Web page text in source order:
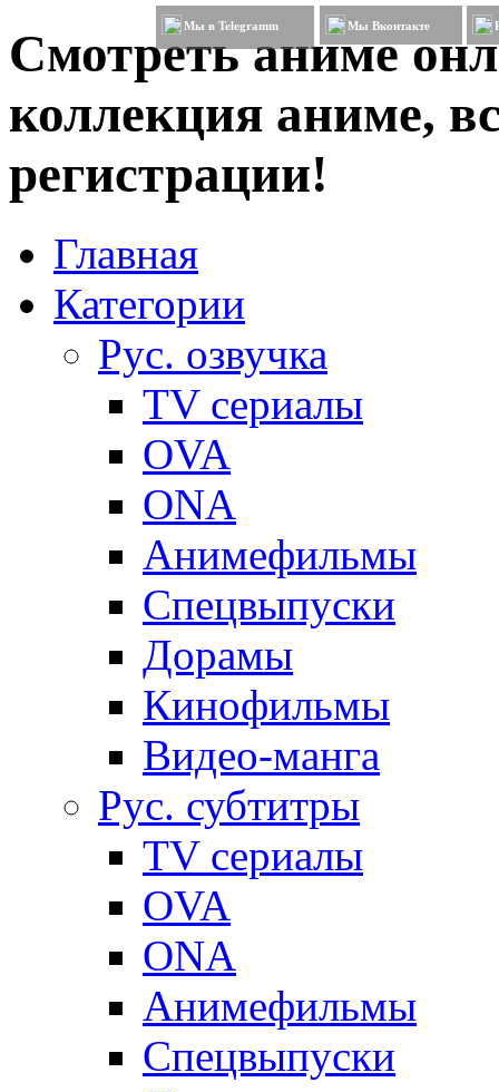
Смотреть аниме
коллекция аниме,
регистрации!
Мы в Telegramm Мы Вконтакте
Главная
Категории
Рус. озвучка
TV сериалы
OVA
ONA
Анимефильмы
Спецвыпуски
Дорамы
Кинофильмы
Видео-манга
Рус. субтитры
TV сериалы
OVA
ONA
Анимефильмы
Спецвыпуски